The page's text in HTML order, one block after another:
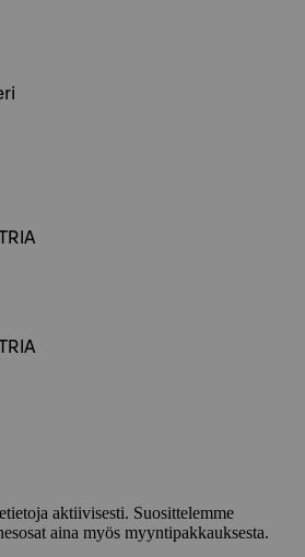
aktiivisesti. Suosittelemme
aina myös myyntipakkauksesta.